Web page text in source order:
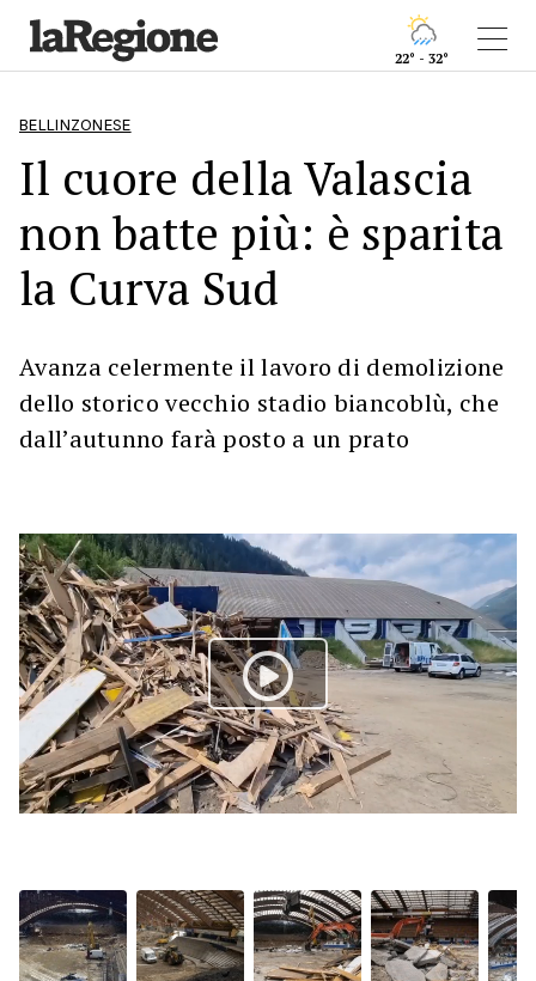
22° - 32°
BELLINZONESE
Il cuore della Valascia
non batte più: è sparita
la Curva Sud
Avanza celermente il lavoro di demolizione
dello storico vecchio stadio biancoblù, che
dall’autunno farà posto a un prato